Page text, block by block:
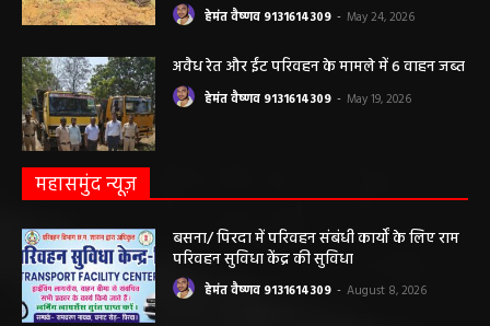
हेमंत वैष्णव 9131614309 - May 24, 2026
अवैध रेत और ईंट परिवहन के मामले में 6 वाहन जब्त
हेमंत वैष्णव 9131614309 - May 19, 2026
महासमुंद न्यूज़
बसना/ पिरदा में परिवहन संबंधी कार्यों के लिए राम
परिवहन सुविधा केंद्र की सुविधा
हेमंत वैष्णव 9131614309 - August 8, 2026